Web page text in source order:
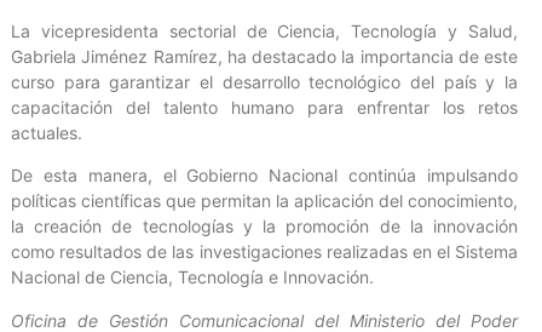
La vicepresidenta sectorial de Ciencia, Tecnología y Salud,
Gabriela Jiménez Ramírez, ha destacado la importancia de este
curso para garantizar el desarrollo tecnológico del país y la
capacitación del talento humano para enfrentar los retos
actuales.
De esta manera, el Gobierno Nacional continúa impulsando
políticas científicas que permitan la aplicación del conocimiento,
la creación de tecnologías y la promoción de la innovación
como resultados de las investigaciones realizadas en el Sistema
Nacional de Ciencia, Tecnología e Innovación.
Oficina de Gestión Comunicacional del Ministerio del Poder